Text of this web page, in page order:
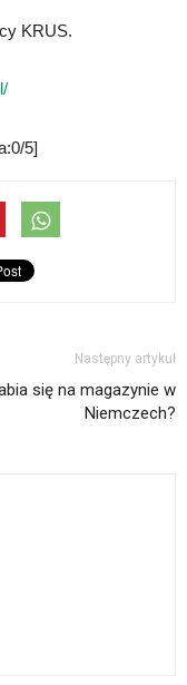
KRUS.
5]
Następny artykuł
się na magazynie w
Niemczech?